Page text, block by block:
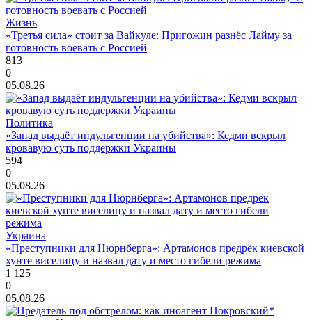
Жизнь
«Третья сила» стоит за Вайкуле: Пригожин разнёс Лайму за
готовность воевать с Россией
813
0
05.08.26
Политика
«Запад выдаёт индульгенции на убийства»: Кедми вскрыл
кровавую суть поддержки Украины
594
0
05.08.26
Украина
«Преступники для Нюрнберга»: Артамонов предрёк киевской
хунте виселицу и назвал дату и место гибели режима
1 125
0
05.08.26